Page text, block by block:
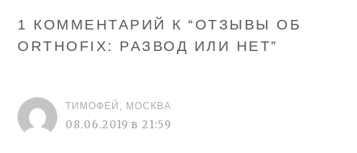
1 КОММЕНТАРИЙ К “ ОТЗЫВЫ ОБ
ORTHOFIX: РАЗВОД ИЛИ НЕТ”
ТИМОФЕЙ, МОСКВА
08.06.2019 в 21:59